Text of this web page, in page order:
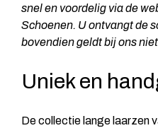
snel en voordelig via de
Schoenen. U ontvangt de
bovendien geldt bij ons
Uniek en
De collectie lange laarzen